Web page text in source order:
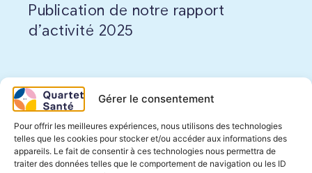
Gérer le consentement
Pour offrir les meilleures expériences, nous utilisons des technologies
telles que les cookies pour stocker et/ou accéder aux informations des
appareils. Le fait de consentir à ces technologies nous permettra de
traiter des données telles que le comportement de navigation ou les ID
Publication de notre rapport
d’activité 2025